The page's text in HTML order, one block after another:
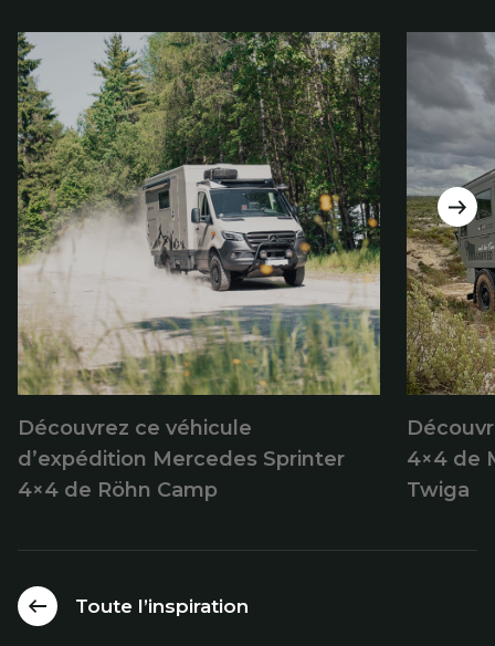
Découvrez ce véhicule
d’expédition Mercedes Sprinter
4×4 de Röhn Camp
4×4 de
Twiga
Toute l’inspiration